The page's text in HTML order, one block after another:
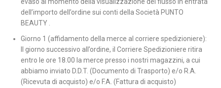
dell’importo dell’ordine sui conti della Società PUNTO
BEAUTY .
Giorno 1 (affidamento della merce al corriere spedizioniere):
Il giorno successivo all’ordine, il Corriere Spedizioniere ritira
entro le ore 18.00 la merce presso i nostri magazzini, a cui
abbiamo inviato D.D.T. (Documento di Trasporto) e/o R.A.
(Ricevuta di acquisto) e/o F.A. (Fattura di acquisto)